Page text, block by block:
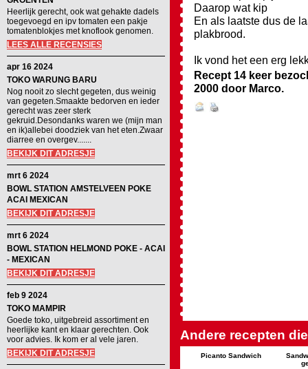
Heerlijk gerecht, ook wat gehakte dadels
toegevoegd en ipv tomaten een pakje
tomatenblokjes met knoflook genomen.
LEES ALLE RECENSIES
apr 16 2024
TOKO WARUNG BARU
Nog nooit zo slecht gegeten, dus weinig
van gegeten.Smaakte bedorven en ieder
gerecht was zeer sterk
gekruid.Desondanks waren we (mijn man
en ik)allebei doodziek van het eten.Zwaar
diarree en overgev.......
BEKIJK DIT ADRESJE
mrt 6 2024
BOWL STATION AMSTELVEEN POKE
ACAI MEXICAN
BEKIJK DIT ADRESJE
mrt 6 2024
BOWL STATION HELMOND POKE - ACAI
- MEXICAN
BEKIJK DIT ADRESJE
feb 9 2024
TOKO MAMPIR
Goede toko, uitgebreid assortiment en
heerlijke kant en klaar gerechten. Ook
voor advies. Ik kom er al vele jaren.
BEKIJK DIT ADRESJE
Daarop wat kip
En als laatste dus de
plakbrood.
Ik vond het een erg
Recept 14 keer
2000 door Marco.
Andere recepten
Picanto Sandwich